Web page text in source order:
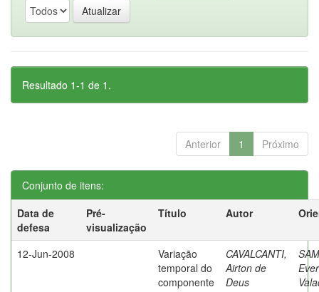
Resultado 1-1 de 1.
Anterior 1 Próximo
Conjunto de itens:
Data de
defesa
Pré-
visualização
Título Autor
12-Jun-2008
Variação
temporal do
componente
CAVALCANTI,
Airton de
Deus